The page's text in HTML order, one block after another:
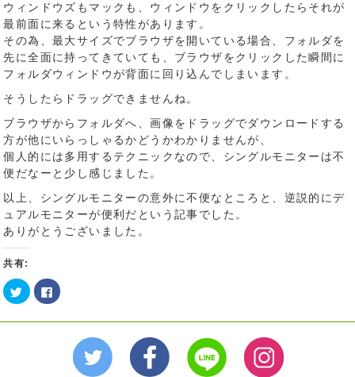
ウィンドウズもマックも、ウィンドウをクリックしたらそれが
最前面に来るという特性があります。
その為、最大サイズでブラウザを開いている場合、フォルダを
先に全面に持ってきていても、ブラウザをクリックした瞬間に
フォルダウィンドウが背面に回り込んでしまいます。
そうしたらドラッグできませんね。
ブラウザからフォルダへ、画像をドラッグでダウンロードする
方が他にいらっしゃるかどうかわかりませんが、
個人的には多用するテクニックなので、シングルモニターは不
便だなーと少し感じました。
以上、シングルモニターの意外に不便なところと、逆説的にデ
ュアルモニターが便利だという記事でした。
ありがとうございました。
共有:
ク
リ
し
Facebook
で
す